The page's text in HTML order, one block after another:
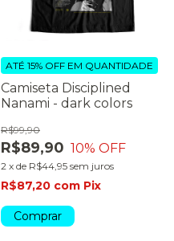
Camiseta Disciplined
Nanami - dark colors
R$89,90
R$99,90
10% OFF
2 x de R$44,95 sem juros
ATÉ 15% OFF EM QUANTIDADE
R$87,20 com Pix
Comprar